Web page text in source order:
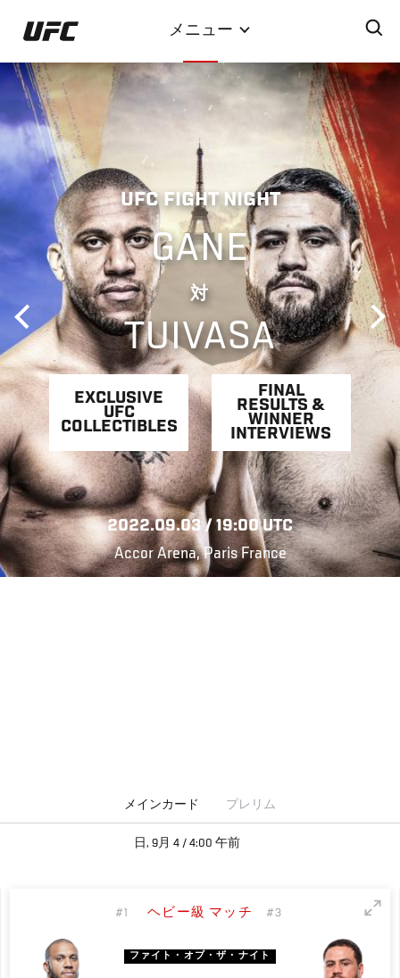
イ
ン
コ
テ
ン
ツ
に
動
メニュー
UFC FIGHT NIGHT
GANE
対
TUIVASA
EXCLUSIVE
UFC
COLLECTIBLES
FINAL
RESULTS &
WINNER
INTERVIEWS
2022.09.03 / 19:00 UTC
Accor Arena, Paris France
メインカード プレリム
日, 9月 4 / 4:00 午前
#1 ヘビー級 マッチ #3
ファイト・オブ・ザ・ナイト